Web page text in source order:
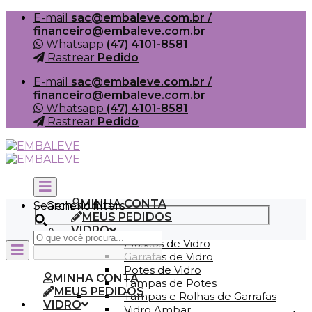
Skip
content
E-mail sac@embaleve.com.br /
financeiro@embaleve.com.br
Whatsapp (47) 4101-8581
Rastrear Pedido
E-mail sac@embaleve.com.br /
financeiro@embaleve.com.br
Whatsapp (47) 4101-8581
Rastrear Pedido
MINHA CONTA
MEUS PEDIDOS
VIDRO
Frascos de Vidro
Garrafas de Vidro
Potes de Vidro
Tampas de Potes
Tampas e Rolhas de Garrafas
Search
Generic filters
MINHA CONTA
MEUS PEDIDOS
VIDRO